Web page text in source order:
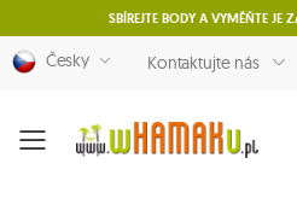
SBÍREJTE BODY A VYMĚŇTE JE
Česky Kontaktujte nás
Menu